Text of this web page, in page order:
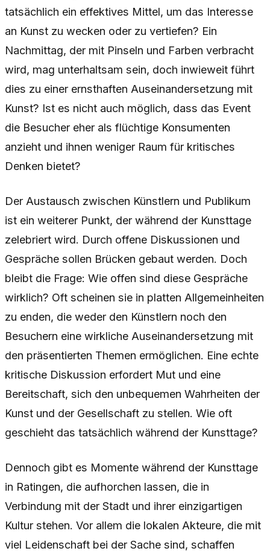
tatsächlich ein effektives Mittel, um das Interesse
an Kunst zu wecken oder zu vertiefen? Ein
Nachmittag, der mit Pinseln und Farben verbracht
wird, mag unterhaltsam sein, doch inwieweit führt
dies zu einer ernsthaften Auseinandersetzung mit
Kunst? Ist es nicht auch möglich, dass das Event
die Besucher eher als flüchtige Konsumenten
anzieht und ihnen weniger Raum für kritisches
Denken bietet?
Der Austausch zwischen Künstlern und Publikum
ist ein weiterer Punkt, der während der Kunsttage
zelebriert wird. Durch offene Diskussionen und
Gespräche sollen Brücken gebaut werden. Doch
bleibt die Frage: Wie offen sind diese Gespräche
wirklich? Oft scheinen sie in platten Allgemeinheiten
zu enden, die weder den Künstlern noch den
Besuchern eine wirkliche Auseinandersetzung mit
den präsentierten Themen ermöglichen. Eine echte
kritische Diskussion erfordert Mut und eine
Bereitschaft, sich den unbequemen Wahrheiten der
Kunst und der Gesellschaft zu stellen. Wie oft
geschieht das tatsächlich während der Kunsttage?
Dennoch gibt es Momente während der Kunsttage
in Ratingen, die aufhorchen lassen, die in
Verbindung mit der Stadt und ihrer einzigartigen
Kultur stehen. Vor allem die lokalen Akteure, die mit
viel Leidenschaft bei der Sache sind, schaffen